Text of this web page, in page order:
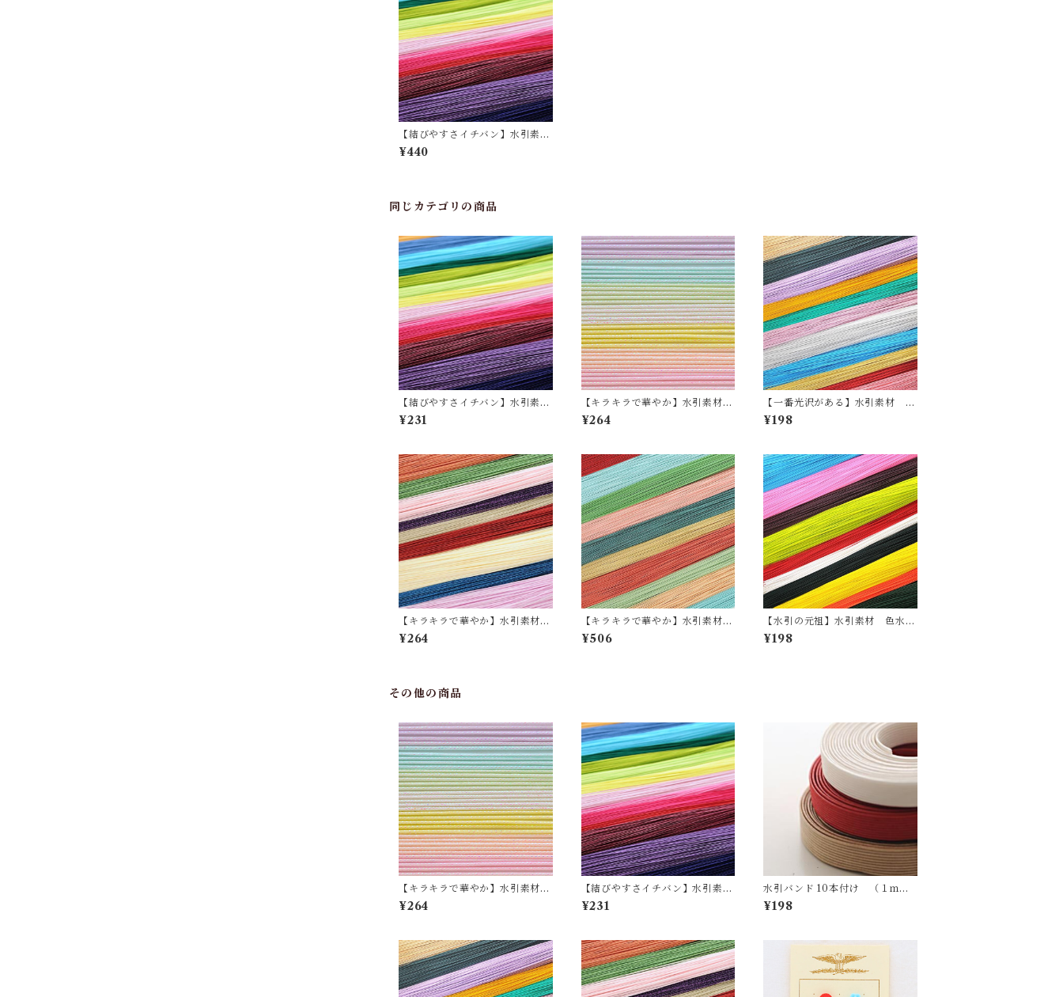
【結びやすさイチバン】水引素
材 絹巻H（10本セット）全25
色
¥440
同じカテゴリの商品
【結びやすさイチバン】水引素
材 絹巻（10本セット）全35色
¥231
【キラキラで華やか】水引素材
クジャク（10本セット）全７色
¥264
【一番光沢がある】水引素材 特
光（10本セット）全12色
¥198
【キラキラで華やか】水引素材
羽衣（10本セット）全23色
¥264
【キラキラで華やか】水引素材
プラチナ（10本セット）全23色
¥506
【水引の元祖】水引素材 色水引
（10本セット）全10色
¥198
その他の商品
【キラキラで華やか】水引素材
クジャク（10本セット）全７色
¥264
【結びやすさイチバン】水引素
材 絹巻（10本セット）全35色
¥231
水引バンド 10本付け （１ｍ巻
き） 絹巻３色
¥198